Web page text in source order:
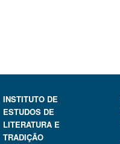
INSTITUTO DE
ESTUDOS DE
LITERATURA E
TRADIÇÃO